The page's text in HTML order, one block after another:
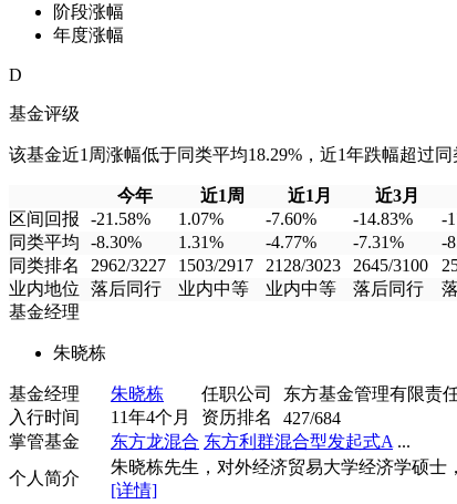
阶段涨幅
年度涨幅
D
基金评级
该基金近1周涨幅低于同类平均18.29%，近1年跌幅超过同
今年 近1周 近1月 近3月
区间回报
-21.58% 1.07% -7.60% -14.83% -
同类平均
-8.30% 1.31% -4.77% -7.31% -
同类排名
2962/3227 1503/2917 2128/3023 2645/3100
业内地位
落后同行 业内中等 业内中等 落后同行
基金经理
朱晓栋
基金经理 朱晓栋 任职公司
东方基金管理有限责
入行时间
11年4个月 资历排名
427/684
掌管基金
东方龙混合 东方利群混合型发起式A ...
个人简介
朱晓栋先生，对外经济贸易大学经济学硕士
[详情]